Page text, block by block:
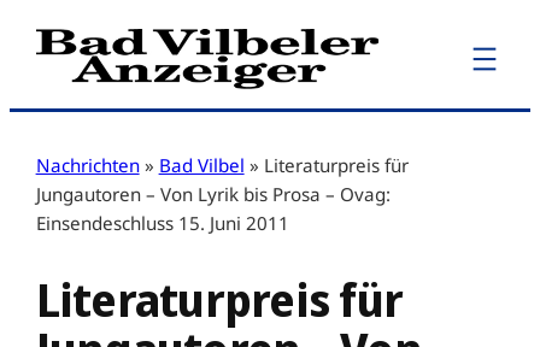
Zum
Inhalt
Nachrichten » Bad Vilbel » Literaturpreis für
Jungautoren – Von Lyrik bis Prosa – Ovag:
Einsendeschluss 15. Juni 2011
Literaturpreis für